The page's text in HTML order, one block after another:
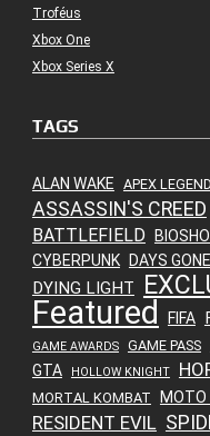
Troféus
Xbox One
Xbox Series X
TAGS
ALAN WAKE APEX
ASSASSIN'S CREED
BATTLEFIELD
CYBERPUNK DAYS GONE
DYING LIGHT
Featured FIFA
GAME AWARDS GAME PASS
GTA HOLLOW KNIGHT
MORTAL KOMBAT MOTO
RESIDENT EVIL